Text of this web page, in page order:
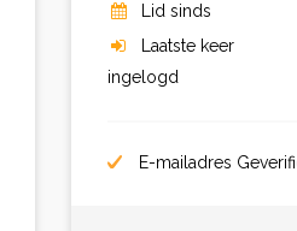
Lid sinds
Laatste keer
ingelogd
E-mailadres